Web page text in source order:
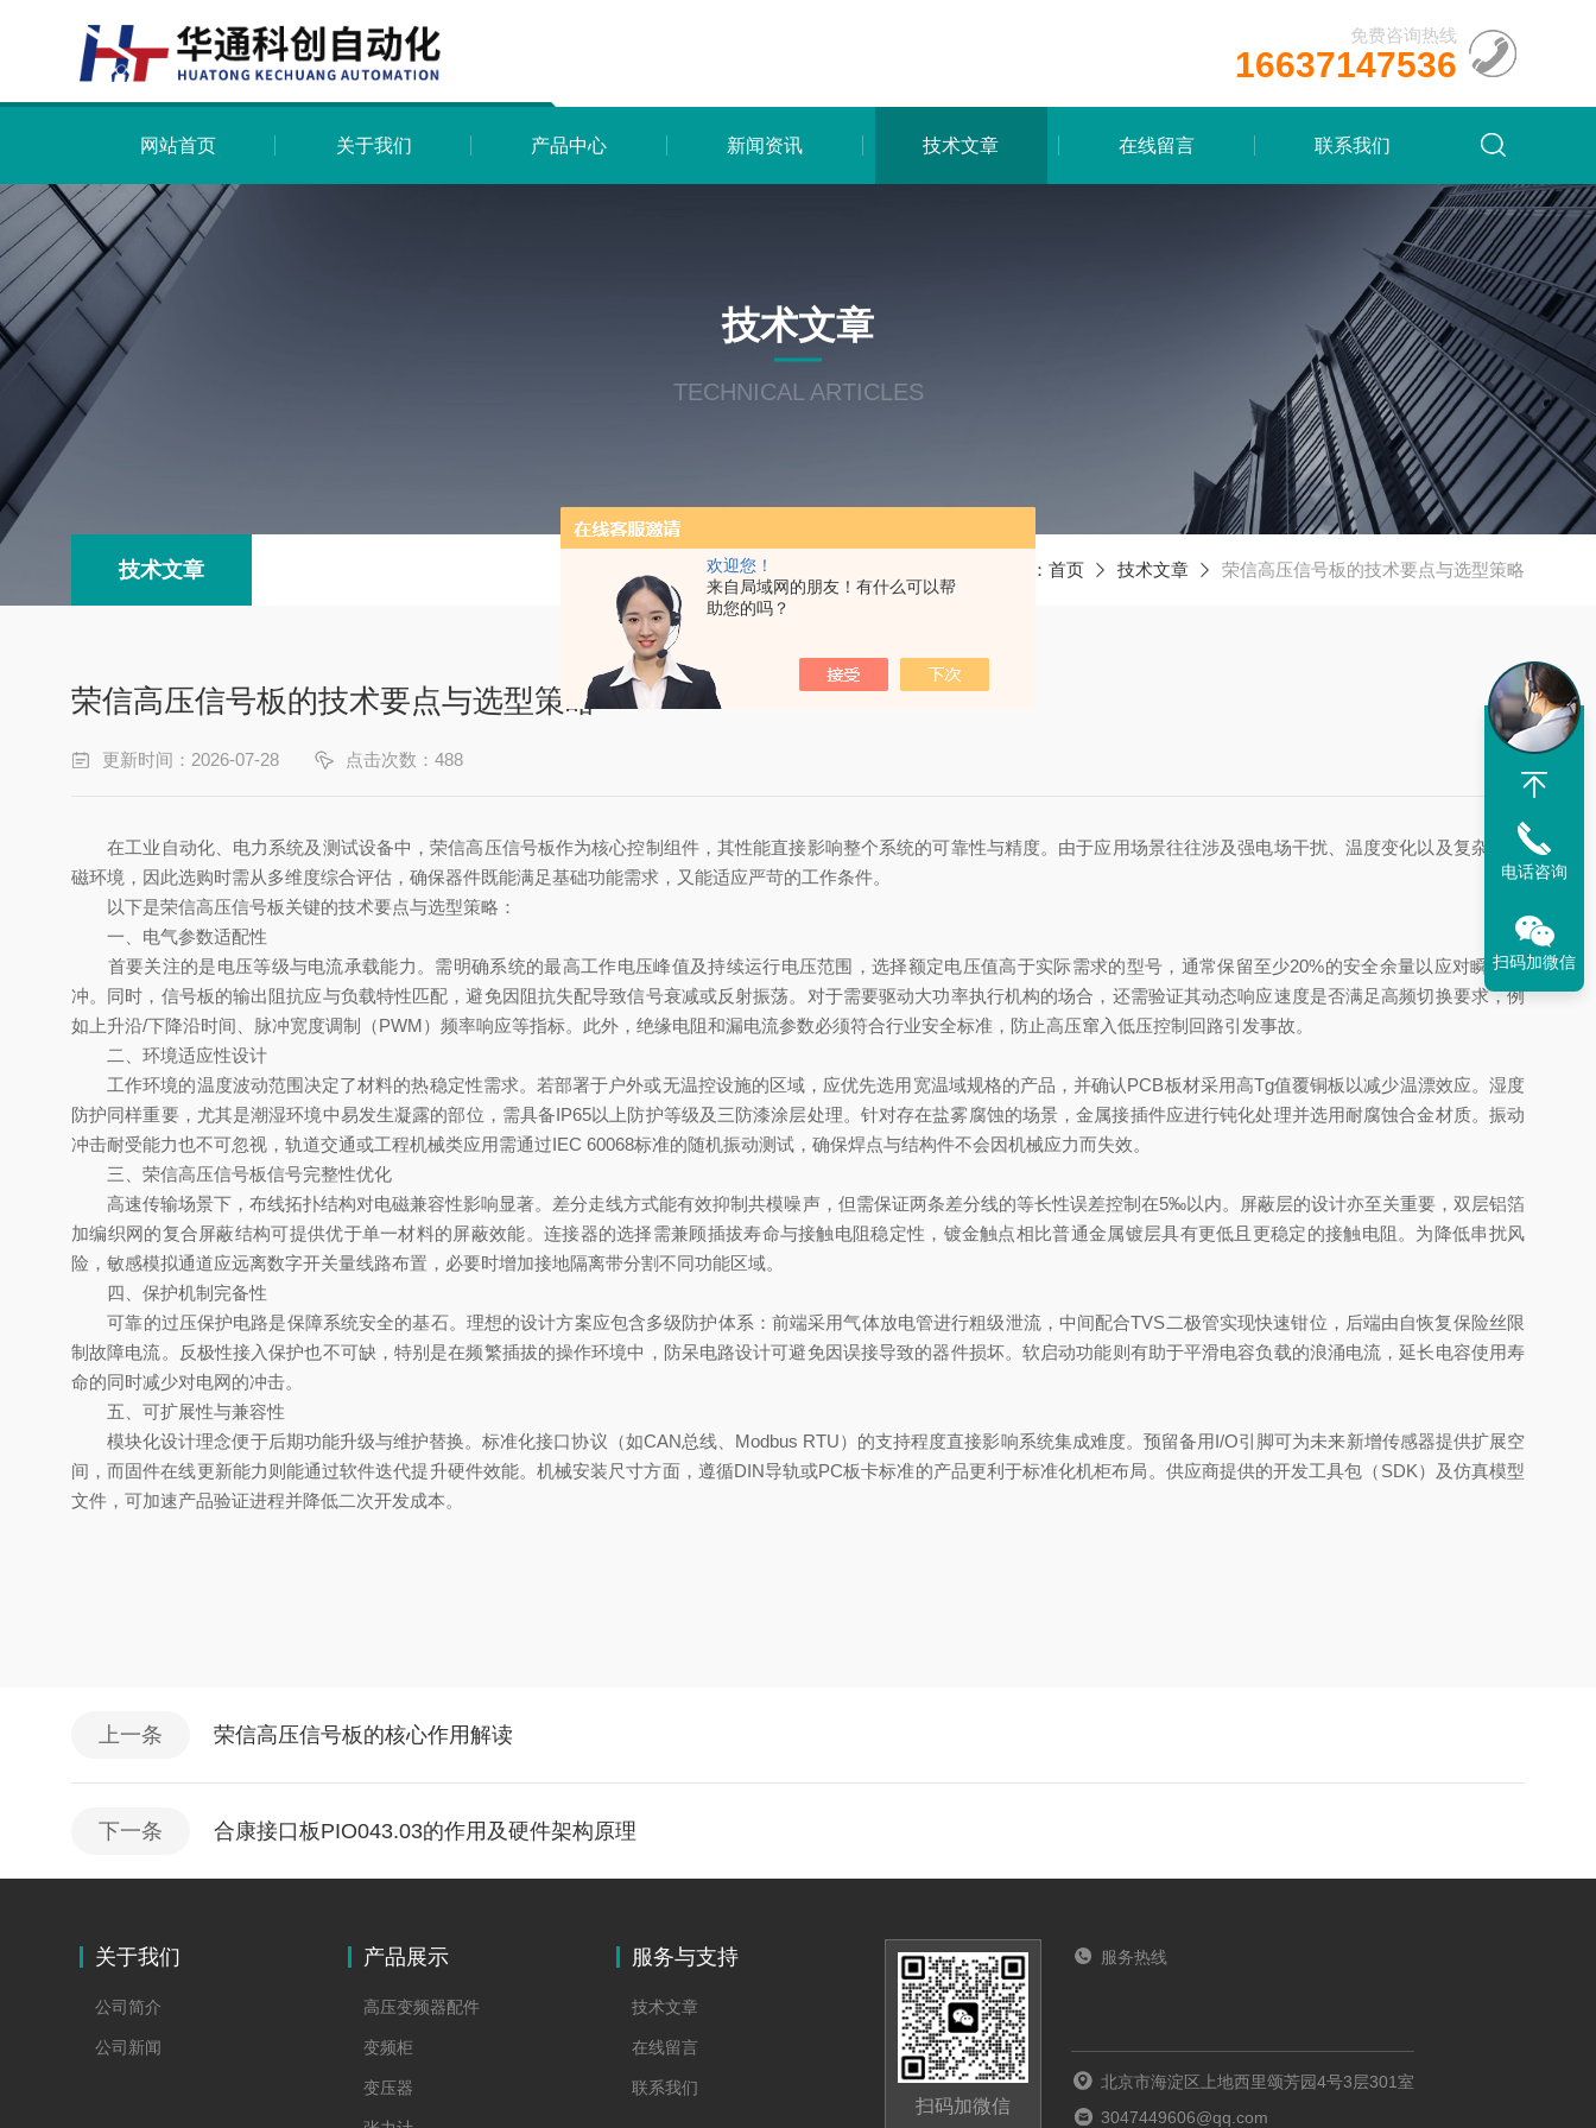
欢迎您！
来自局域网的朋友！有什么可以帮
助您的吗？
免费咨询热线
16637147536
网站首页 关于我们 产品中心 新闻资讯 技术文章 在线留言 联系我们
技术文章
TECHNICAL ARTICLES
技术文章 当前位置： 首页 技术文章 荣信高压信号板的技术要点与选型策略
荣信高压信号板的技术要点与选型策略
更新时间：2026-07-28 点击次数：488
在工业自动化、电力系统及测试设备中，荣信高压信号板作为核心控制组件，其性能直接影响整个系统的可靠性与精度。由于应用场景往往涉及强电场干扰、温度变化以及复杂的电
磁环境，因此选购时需从多维度综合评估，确保器件既能满足基础功能需求，又能适应严苛的工作条件。
以下是荣信高压信号板关键的技术要点与选型策略：
一、电气参数适配性
首要关注的是电压等级与电流承载能力。需明确系统的最高工作电压峰值及持续运行电压范围，选择额定电压值高于实际需求的型号，通常保留至少20%的安全余量以应对瞬态过
冲。同时，信号板的输出阻抗应与负载特性匹配，避免因阻抗失配导致信号衰减或反射振荡。对于需要驱动大功率执行机构的场合，还需验证其动态响应速度是否满足高频切换要求，例
如上升沿/下降沿时间、脉冲宽度调制（PWM）频率响应等指标。此外，绝缘电阻和漏电流参数必须符合行业安全标准，防止高压窜入低压控制回路引发事故。
二、环境适应性设计
工作环境的温度波动范围决定了材料的热稳定性需求。若部署于户外或无温控设施的区域，应优先选用宽温域规格的产品，并确认PCB板材采用高Tg值覆铜板以减少温漂效应。湿度
防护同样重要，尤其是潮湿环境中易发生凝露的部位，需具备IP65以上防护等级及三防漆涂层处理。针对存在盐雾腐蚀的场景，金属接插件应进行钝化处理并选用耐腐蚀合金材质。振动
冲击耐受能力也不可忽视，轨道交通或工程机械类应用需通过IEC 60068标准的随机振动测试，确保焊点与结构件不会因机械应力而失效。
三、荣信高压信号板信号完整性优化
高速传输场景下，布线拓扑结构对电磁兼容性影响显著。差分走线方式能有效抑制共模噪声，但需保证两条差分线的等长性误差控制在5‰以内。屏蔽层的设计亦至关重要，双层铝箔
加编织网的复合屏蔽结构可提供优于单一材料的屏蔽效能。连接器的选择需兼顾插拔寿命与接触电阻稳定性，镀金触点相比普通金属镀层具有更低且更稳定的接触电阻。为降低串扰风
险，敏感模拟通道应远离数字开关量线路布置，必要时增加接地隔离带分割不同功能区域。
四、保护机制完备性
可靠的过压保护电路是保障系统安全的基石。理想的设计方案应包含多级防护体系：前端采用气体放电管进行粗级泄流，中间配合TVS二极管实现快速钳位，后端由自恢复保险丝限
制故障电流。反极性接入保护也不可缺，特别是在频繁插拔的操作环境中，防呆电路设计可避免因误接导致的器件损坏。软启动功能则有助于平滑电容负载的浪涌电流，延长电容使用寿
命的同时减少对电网的冲击。
五、可扩展性与兼容性
模块化设计理念便于后期功能升级与维护替换。标准化接口协议（如CAN总线、Modbus RTU）的支持程度直接影响系统集成难度。预留备用I/O引脚可为未来新增传感器提供扩展空
间，而固件在线更新能力则能通过软件迭代提升硬件效能。机械安装尺寸方面，遵循DIN导轨或PC板卡标准的产品更利于标准化机柜布局。供应商提供的开发工具包（SDK）及仿真模型
文件，可加速产品验证进程并降低二次开发成本。
上一条 荣信高压信号板的核心作用解读
下一条 合康接口板PIO043.03的作用及硬件架构原理
关于我们
公司简介
公司新闻
产品展示
高压变频器配件
变频柜
变压器
服务与支持
技术文章
在线留言
联系我们
扫码加微信
服务热线
北京市海淀区上地西里颂芳园4号3层301室
3047449606@qq.com
电话咨询
扫码加微信